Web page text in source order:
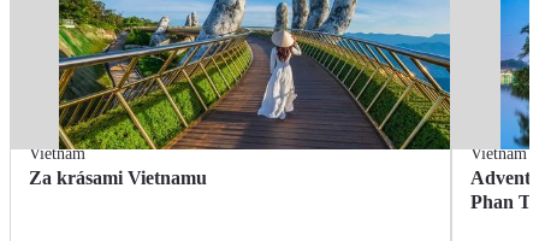
Vietnam
Za krásami Vietnamu
Vietnam
Advent
Phan